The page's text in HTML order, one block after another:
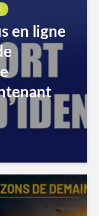
en ligne